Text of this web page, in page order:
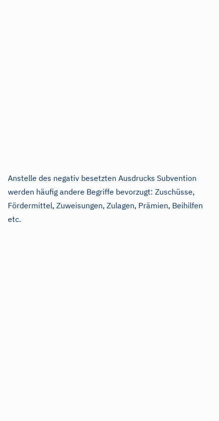
Anstelle des negativ besetzten Ausdrucks Subvention
werden häufig andere Begriffe bevorzugt: Zuschüsse,
Fördermittel, Zuweisungen, Zulagen, Prämien, Beihilfen
etc.